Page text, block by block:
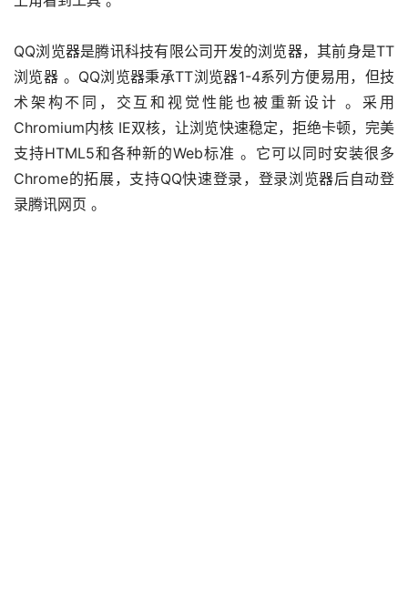
QQ浏览器是腾讯科技有限公司开发的浏览器，其前身是TT
浏览器 。QQ浏览器秉承TT浏览器1-4系列方便易用，但技
术架构不同，交互和视觉性能也被重新设计 。采用
Chromium内核 IE双核，让浏览快速稳定，拒绝卡顿，完美
支持HTML5和各种新的Web标准 。它可以同时安装很多
Chrome的拓展，支持QQ快速登录，登录浏览器后自动登
录腾讯网页 。